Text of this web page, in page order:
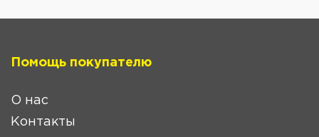
Помощь покупателю
О нас
Контакты